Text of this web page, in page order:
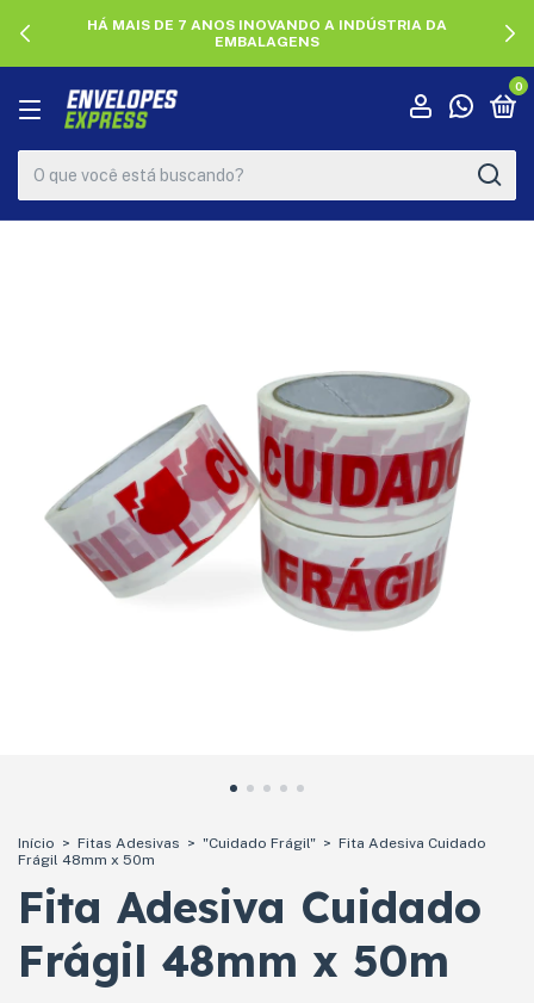
HÁ MAIS DE 7 ANOS INOVANDO A INDÚSTRIA DA
EMBALAGENS
0
Início > Fitas Adesivas > "Cuidado Frágil" > Fita Adesiva Cuidado
Frágil 48mm x 50m
Fita Adesiva Cuidado
Frágil 48mm x 50m